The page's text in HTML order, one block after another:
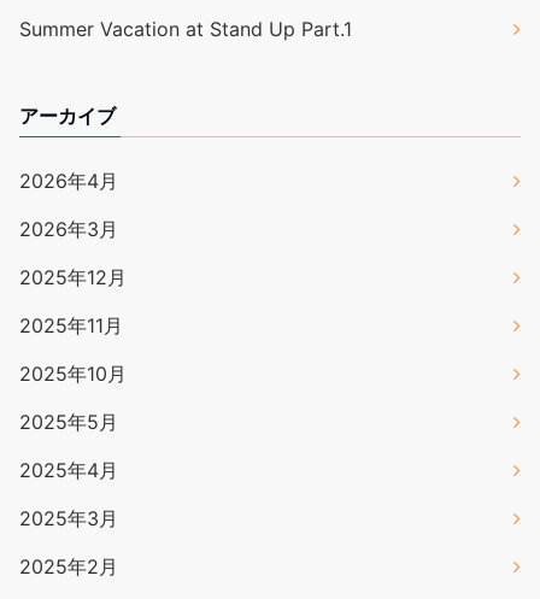
Summer Vacation at Stand Up Part.1
アーカイブ
2026年4月
2026年3月
2025年12月
2025年11月
2025年10月
2025年5月
2025年4月
2025年3月
2025年2月